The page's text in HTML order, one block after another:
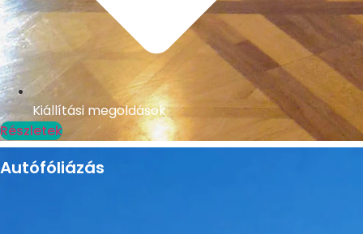
Kiállítási megoldások
Részletek
Autófóliázás